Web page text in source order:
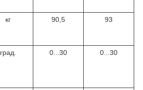
кг 90,5 93
град. 0...30 0...30